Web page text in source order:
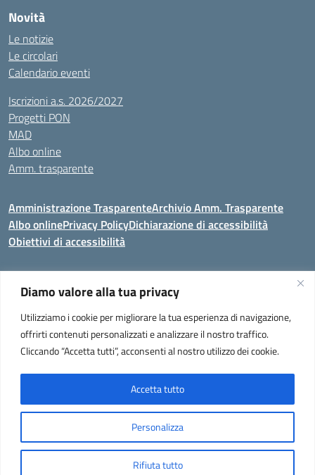
Diamo valore alla tua privacy
Utilizziamo i cookie per migliorare la tua esperienza di navigazione,
offrirti contenuti personalizzati e analizzare il nostro traffico.
Cliccando “Accetta tutti”, acconsenti al nostro utilizzo dei cookie.
Personalizza
Rifiuta tutto
Accetta tutto
Novità
Le notizie
Le circolari
Calendario eventi
Iscrizioni a.s. 2026/2027
Progetti PON
MAD
Albo online
Amm. trasparente
Amministrazione TrasparenteArchivio Amm. Trasparente
Albo onlinePrivacy PolicyDichiarazione di accessibilità
Obiettivi di accessibilità
Codice meccanografico:VEIC859007
Istituto Comprensivo di Portogruaro e Fossalta di Portogruaro- Via
Liguria 32, Portogruaro 30026 (VENEZIA)
Tel. +39 0421 273251 oppure +39 0421 273280
univoco fatturazione elettronica (CUF): UF2QG9 -
Idea e progetto di Designers Italia